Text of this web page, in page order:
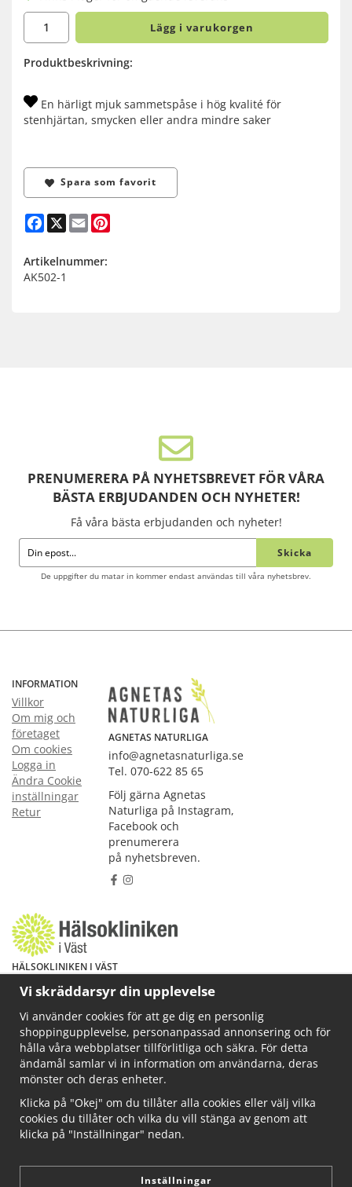
Lägg i varukorgen
Produktbeskrivning:
En härligt mjuk sammetspåse i hög kvalité för
stenhjärtan, smycken eller andra mindre saker
Spara som favorit
Facebook
X Email
Artikelnummer:
AK502-1
PRENUMERERA PÅ NYHETSBREVET FÖR VÅRA
BÄSTA ERBJUDANDEN OCH NYHETER!
Få våra bästa erbjudanden och nyheter!
Skicka
De uppgifter du matar in kommer endast användas till våra nyhetsbrev.
INFORMATION
Villkor
Om mig och
företaget
Om cookies
Logga in
Ändra Cookie
inställningar
Retur
AGNETAS NATURLIGA
info@agnetasnaturliga.se
Tel. 070-622 85 65
Följ gärna Agnetas
Naturliga på Instagram,
Facebook och
prenumerera
på nyhetsbreven.
HÄLSOKLINIKEN I VÄST
Har du hälsoproblem? Fråga mig!
info@ahkliniken.se eller ring 070-622 85 65
Läs gärna mer på www.ahkliniken.se
Vi skräddarsyr din upplevelse
Vi använder cookies för att ge dig en personlig
shoppingupplevelse, personanpassad annonsering och för
hålla våra webbplatser tillförlitliga och säkra. För detta
ändamål samlar vi in information om användarna, deras
mönster och deras enheter.
Klicka på "Okej" om du tillåter alla cookies eller välj vilka
cookies du tillåter och vilka du vill stänga av genom att
klicka på "Inställningar" nedan.
Inställningar